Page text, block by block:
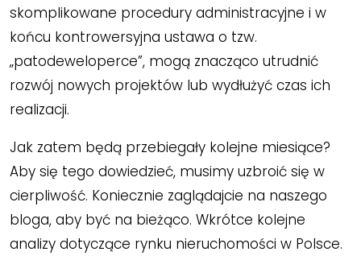
skomplikowane procedury administracyjne i w
końcu kontrowersyjna ustawa o tzw.
„patodeweloperce”, mogą znacząco utrudnić
rozwój nowych projektów lub wydłużyć czas ich
realizacji.
Jak zatem będą przebiegały kolejne miesiące?
Aby się tego dowiedzieć, musimy uzbroić się w
cierpliwość. Koniecznie zaglądajcie na naszego
bloga, aby być na bieżąco. Wkrótce kolejne
analizy dotyczące rynku nieruchomości w Polsce.